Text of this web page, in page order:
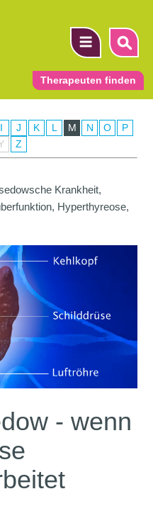
Therapeuten finden
I J K L M N O
P
Z
Krankheit,
Hyperthyreose,
- wenn